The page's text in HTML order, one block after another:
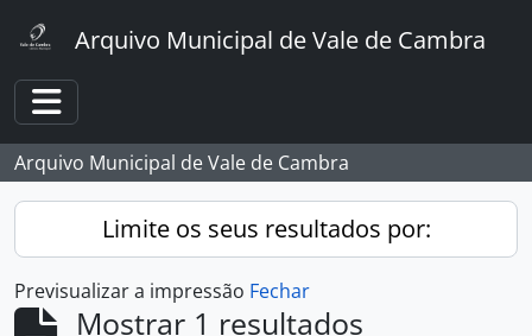
Arquivo Municipal de Vale de Cambra
Toggle navigation
Arquivo Municipal de Vale de Cambra
Limite os seus resultados por:
Previsualizar a impressão Fechar
Mostrar 1 resultados